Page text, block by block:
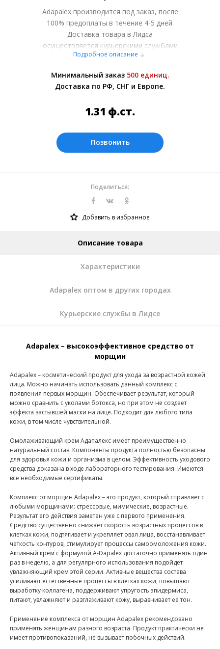
Adapalex производится под заказ, после
100% предоплаты в течение 4-5 дней.
Доставка товара в Лидса
осуществляется курьерскими службами
или самовывозом со склада в Москве.
менеджером.
Оплата производится в рублях. Цены на
06.08.2026. Текущий курс 10 руб.=
Подробное описание
Минимальный заказ 500 единиц.
Доставка по РФ, СНГ и Европе.
1.31 ф.ст.
Позвонить
Поделиться:
Добавить в избранное
Описание товара
Характеристики
Adapalex оптом в других городах
Курьерские службы в Лидсе
Adapalex – высокоэффективное средство от
морщин
Adapalex – косметический продукт для ухода за возрастной кожей
лица. Можно начинать использовать данный комплекс с
появления первых морщин. Обеспечивает результат, который
можно сравнить с уколами ботокса, но при этом не создает
эффекта застывшей маски на лице. Подходит для любого типа
кожи, в том числе чувствительной.
Омолаживающий крем Адапалекс имеет преимущественно
натуральный состав. Компоненты продукта полностью безопасны
для здоровья кожи и организма в целом. Эффективность уходового
средства доказана в ходе лабораторного тестирования. Имеются
все необходимые сертификаты.
Комплекс от морщин Adapalex – это продукт, который справляет с
любыми морщинами: стрессовые, мимические, возрастные.
Результат его действия заметен уже с первого применения.
Средство существенно снижает скорость возрастных процессов в
клетках кожи, подтягивает и укрепляет овал лица, восстанавливает
четкость контуров, стимулирует процессы самоомоложения кожи.
Активный крем с формулой A-Dapalex достаточно применять один
раз в неделю, а для регулярного использования подойдет
увлажняющий крем этой серии. Активные вещества состава
усиливают естественные процессы в клетках кожи, повышают
выработку коллагена, поддерживают упругость эпидермиса,
питают, увлажняют и разглаживают кожу, выравнивает ее тон.
Применение комплекса от морщин Adapalex рекомендовано
применять женщинам разного возраста. Продукт практически не
имеет противопоказаний, не вызывает побочных действий.